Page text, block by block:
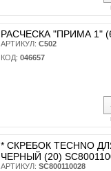
РАСЧЕСКА "ПРИМА 1"
АРТИКУЛ: С502
КОД: 046657
* CКРЕБОК TECHNO
ЧЕРНЫЙ (20)
АРТИКУЛ: SC800110028